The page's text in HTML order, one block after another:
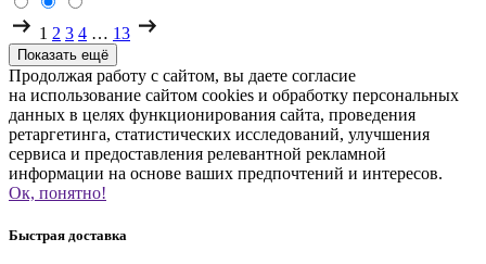
1 2 3 4 … 13
Показать ещё
Продолжая работу с сайтом, вы даете согласие
на использование сайтом cookies и обработку персональных
данных в целях функционирования сайта, проведения
ретаргетинга, статистических исследований, улучшения
сервиса и предоставления релевантной рекламной
информации на основе ваших предпочтений и интересов.
Ок, понятно!
Быстрая доставка